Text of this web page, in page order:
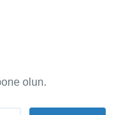
olun.